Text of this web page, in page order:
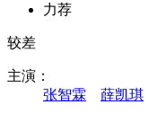
力荐
较差
主演：
张智霖
薛凯琪